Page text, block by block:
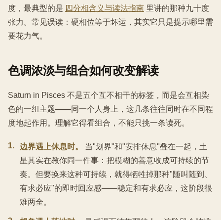
度，最典型的是 四分相含义与读法指南 里讲的那种九十度
张力。常见误读：硬相位等于坏运，其实它只是提示哪里需
要花力气。
色调浓淡与组合如何改变解读
Saturn in Pisces 不是五个互不相干的标签，而是会互相染
色的一组主题——同一个人身上，这几条往往同时在不同程
度地起作用。理解它得看组合，不能只挑一条读死。
1. 边界遇上休息时。
当"划界"和"安排休息"叠在一起，土
星其实在教你同一件事：把模糊的善意收成可持续的节
奏。但要换来这种可持续，就得牺牲掉那种"随叫随到、
有求必应"的即时回应感——稳定和有求必应，这阶段很
难两全。